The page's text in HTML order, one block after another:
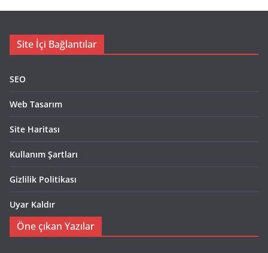
Site İçi Bağlantılar
SEO
Web Tasarım
Site Haritası
Kullanım Şartları
Gizlilik Politikası
Uyar Kaldır
Öne çıkan Yazılar